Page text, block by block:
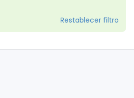
Restablecer filtro